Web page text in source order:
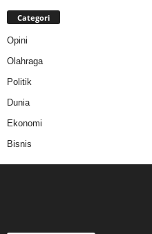
Categori
Opini
Olahraga
Politik
Dunia
Ekonomi
Bisnis